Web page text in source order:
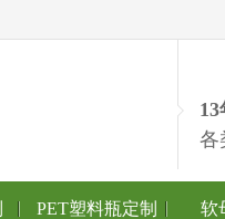
各
PET塑料瓶定制 软